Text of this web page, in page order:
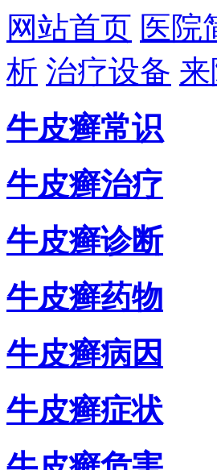
网站首页 医院
析 治疗设备
牛皮癣常识
牛皮癣治疗
牛皮癣诊断
牛皮癣药物
牛皮癣病因
牛皮癣症状